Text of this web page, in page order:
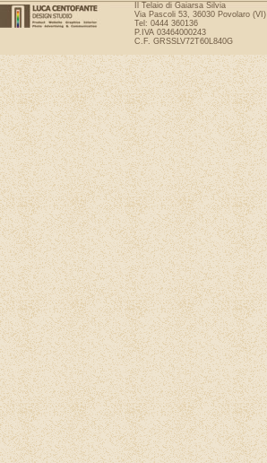
Il Telaio di Gaiarsa Silvia
Via Pascoli 53, 36030 Povolaro (VI)
Tel: 0444 360136
P.IVA 03464000243
C.F. GRSSLV72T60L840G